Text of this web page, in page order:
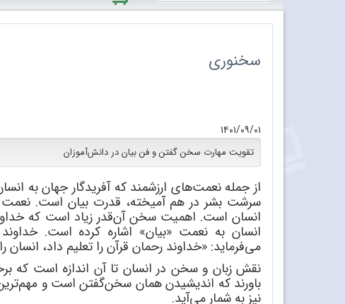
سخنوری
۱۴۰۱/۰۹/۰۱
تقویت مهارت سخن گفتن و فن بیان در دانش‌آموزان
از جمله نعمتهای ارزشمند که آفریدگار جهان به
سرشت بشر در هم آمیخته، قدرت بیان است.
انسان است. اهمیت سخن آنقدر زیاد است که
انسان به نعمت «بیان» اشاره کرده است. خداوند
میفرماید: «خداوند رحمان قرآن را تعلیم داد، انسان
نقش زبان و سخن در انسان تا آن اندازه است که
باورند که اندیشیدن همان سخنگفتن است و مهم
نیز به شمار میآید.